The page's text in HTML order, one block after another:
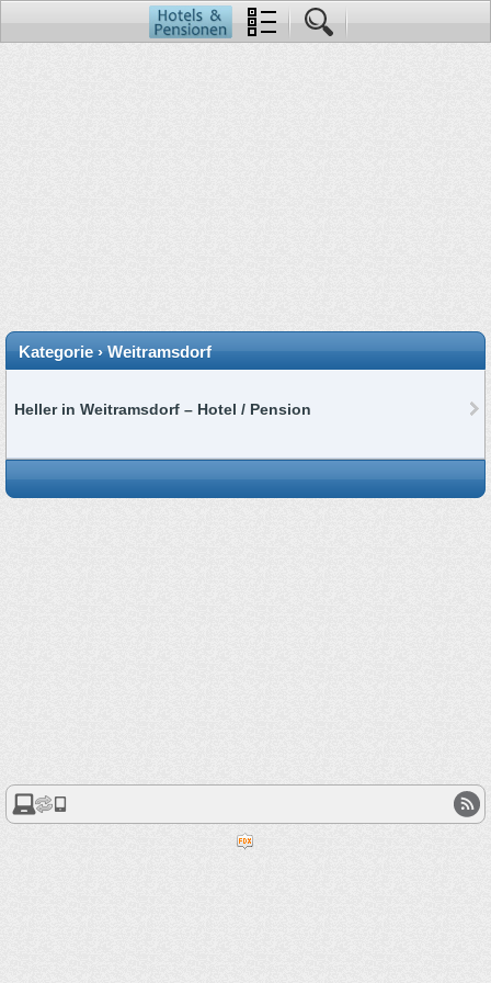
Kategorie › Weitramsdorf
Heller in Weitramsdorf – Hotel / Pension